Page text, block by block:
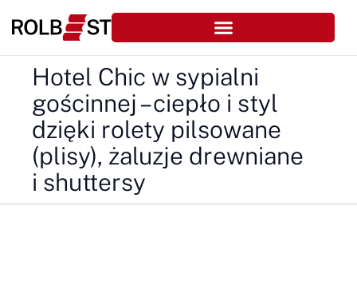
Hotel Chic w sypialni
gościnnej – ciepło i styl
dzięki rolety pilsowane
(plisy), żaluzje drewniane
i shuttersy